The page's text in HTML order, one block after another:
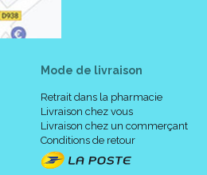
Mode de livraison
Retrait dans la pharmacie
Livraison chez vous
Livraison chez un commerçant
Conditions de retour